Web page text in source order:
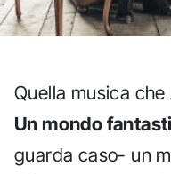
Quella musica
Un mondo
guarda caso- un